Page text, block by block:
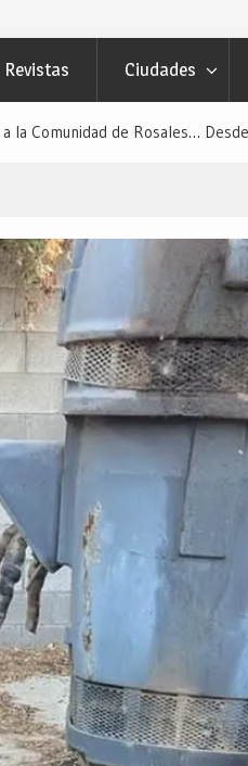
Revistas Ciudades
la Comunidad de Rosales…